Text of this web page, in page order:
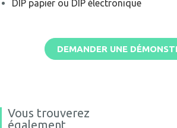
DIP papier ou DIP électronique
DEMANDER UNE
Vous trouverez
également